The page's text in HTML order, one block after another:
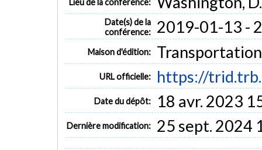
Date(s) de la
conférence:
2019-01-13 -
Maison d'édition:
URL officielle: https://
Date du dépôt: 18 avr. 2023
Dernière modification: 25 sept. 2024